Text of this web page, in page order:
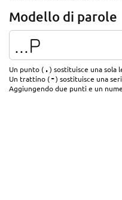
Modello di parole
Un punto (.) sostituisce una sola
Un trattino (-) sostituisce una
Aggiungendo due punti e un